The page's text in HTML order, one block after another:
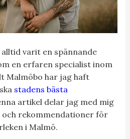
varit en spännande
en erfaren specialist inom
Malmöbo har jag haft
stadens bästa
artikel delar jag med mig
rekommendationer för
i Malmö.